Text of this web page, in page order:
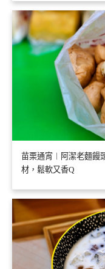
苗栗通宵︱阿潔老麵饅
材，鬆軟又香Q